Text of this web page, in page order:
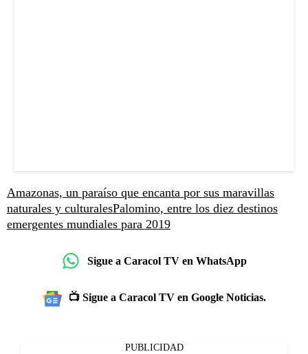
Amazonas, un paraíso que encanta por sus maravillas
naturales y culturalesPalomino, entre los diez destinos
emergentes mundiales para 2019
Sigue a Caracol TV en WhatsApp
📺 Sigue a Caracol TV en Google Noticias.
PUBLICIDAD